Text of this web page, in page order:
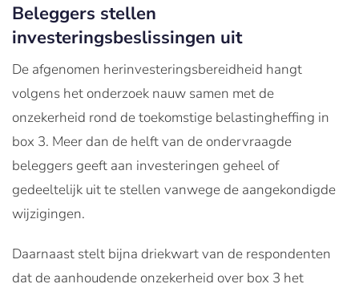
Beleggers stellen
investeringsbeslissingen uit
De afgenomen herinvesteringsbereidheid hangt
volgens het onderzoek nauw samen met de
onzekerheid rond de toekomstige belastingheffing in
box 3. Meer dan de helft van de ondervraagde
beleggers geeft aan investeringen geheel of
gedeeltelijk uit te stellen vanwege de aangekondigde
wijzigingen.
Daarnaast stelt bijna driekwart van de respondenten
dat de aanhoudende onzekerheid over box 3 het